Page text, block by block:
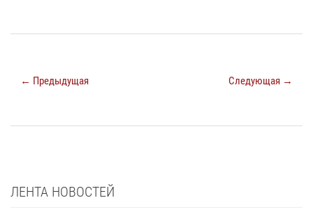
← Предыдущая Следующая →
ЛЕНТА НОВОСТЕЙ